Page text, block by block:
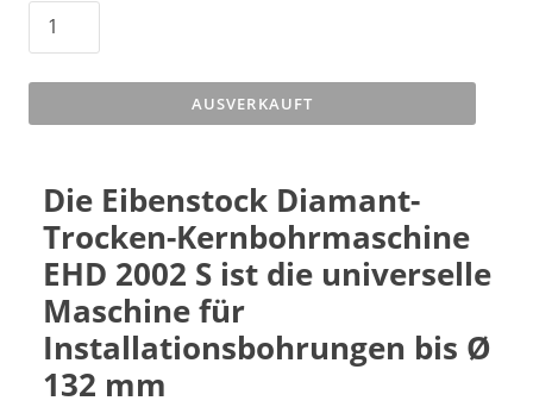
AUSVERKAUFT
Die Eibenstock Diamant-
Trocken-Kernbohrmaschine
EHD 2002 S ist die universelle
Maschine für
Installationsbohrungen bis Ø
132 mm